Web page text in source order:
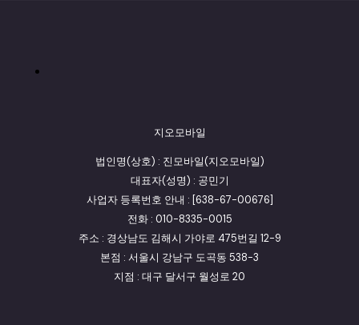
지오모바일
법인명(상호) : 진모바일(지오모바일)
대표자(성명) : 공민기
사업자 등록번호 안내 : [638-67-00676]
전화 : 010-8335-0015
주소 : 경상남도 김해시 가야로 475번길 12-9
본점 : 서울시 강남구 도곡동 538-3
지점 : 대구 달서구 월성로 20